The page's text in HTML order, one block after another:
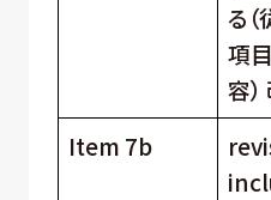
る
項
容
Item 7b